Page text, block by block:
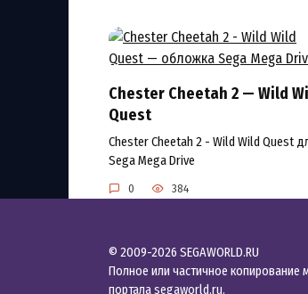
Chester Cheetah 2 — Wild
Quest
Chester Cheetah 2 - Wild Wild Quest
Sega Mega Drive
0 384
© 2009-2026 SEGAWORLD.RU
Полное или частичное копирование
порталаsegaworld.ru.